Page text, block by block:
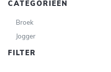
CATEGORIEËN
Broek
Jogger
FILTER